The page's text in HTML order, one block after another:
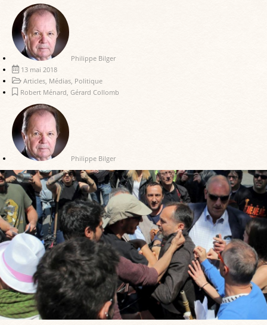
Philippe Bilger
13 mai 2018
Articles Médias Politique
Robert Ménard Gérard Collomb
Philippe Bilger